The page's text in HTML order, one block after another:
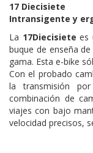
17 Diecisiete
Intransigente y
La 17Diecisiete es
buque de enseña
gama. Esta e-bike
Con el probado
la transmisión
combinación de
viajes con bajo
velocidad precisos,